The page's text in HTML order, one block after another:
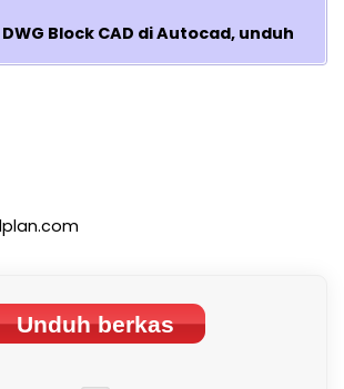
Block CAD di Autocad, unduh
Unduh berkas